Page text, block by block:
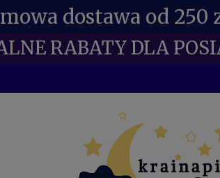
dostawa od 250
RABATY DLA